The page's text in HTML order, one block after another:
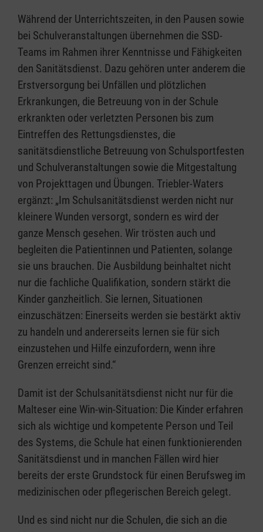
Während der Unterrichtszeiten, in den Pausen sowie
bei Schulveranstaltungen übernehmen die SSD-
Teams im Rahmen ihrer Kenntnisse und Fähigkeiten
den Sanitätsdienst. Dazu gehören unter anderem die
Erstversorgung bei Unfällen und plötzlichen
Erkrankungen, die Betreuung von in der Schule
erkrankten oder verletzten Personen bis zum
Eintreffen des Rettungsdienstes, die
sanitätsdienstliche Betreuung von Schulsportfesten
und Schulveranstaltungen sowie die Mitgestaltung
von Projekttagen und Übungen. Triebler-Waters
ergänzt: „Im Schulsanitätsdienst werden nicht nur
kleinere Wunden versorgt, sondern es wird der
ganze Mensch gesehen. Wir trösten auch und
begleiten die Patientinnen und Patienten, solange
sie uns brauchen. Die Ausbildung beinhaltet nicht
nur die fachliche Qualifikation, sondern stärkt die
Kinder ganzheitlich. Sie lernen, Situationen
einzuschätzen: Einerseits werden sie bestärkt aktiv
zu handeln und andererseits lernen sie für sich
einzustehen und Hilfe einzufordern, wenn ihre
Grenzen erreicht sind.“
Damit ist der Schulsanitätsdienst nicht nur für die
Malteser eine Win-win-Situation: Die Kinder erfahren
sich als wichtige und kompetente Person und Teil
des Systems, die Schule hat einen funktionierenden
Sanitätsdienst und in manchen Fällen wird hier
bereits der erste Grundstock für einen Berufsweg im
medizinischen oder pflegerischen Bereich gelegt.
Und es sind nicht nur die Schulen, die sich an die